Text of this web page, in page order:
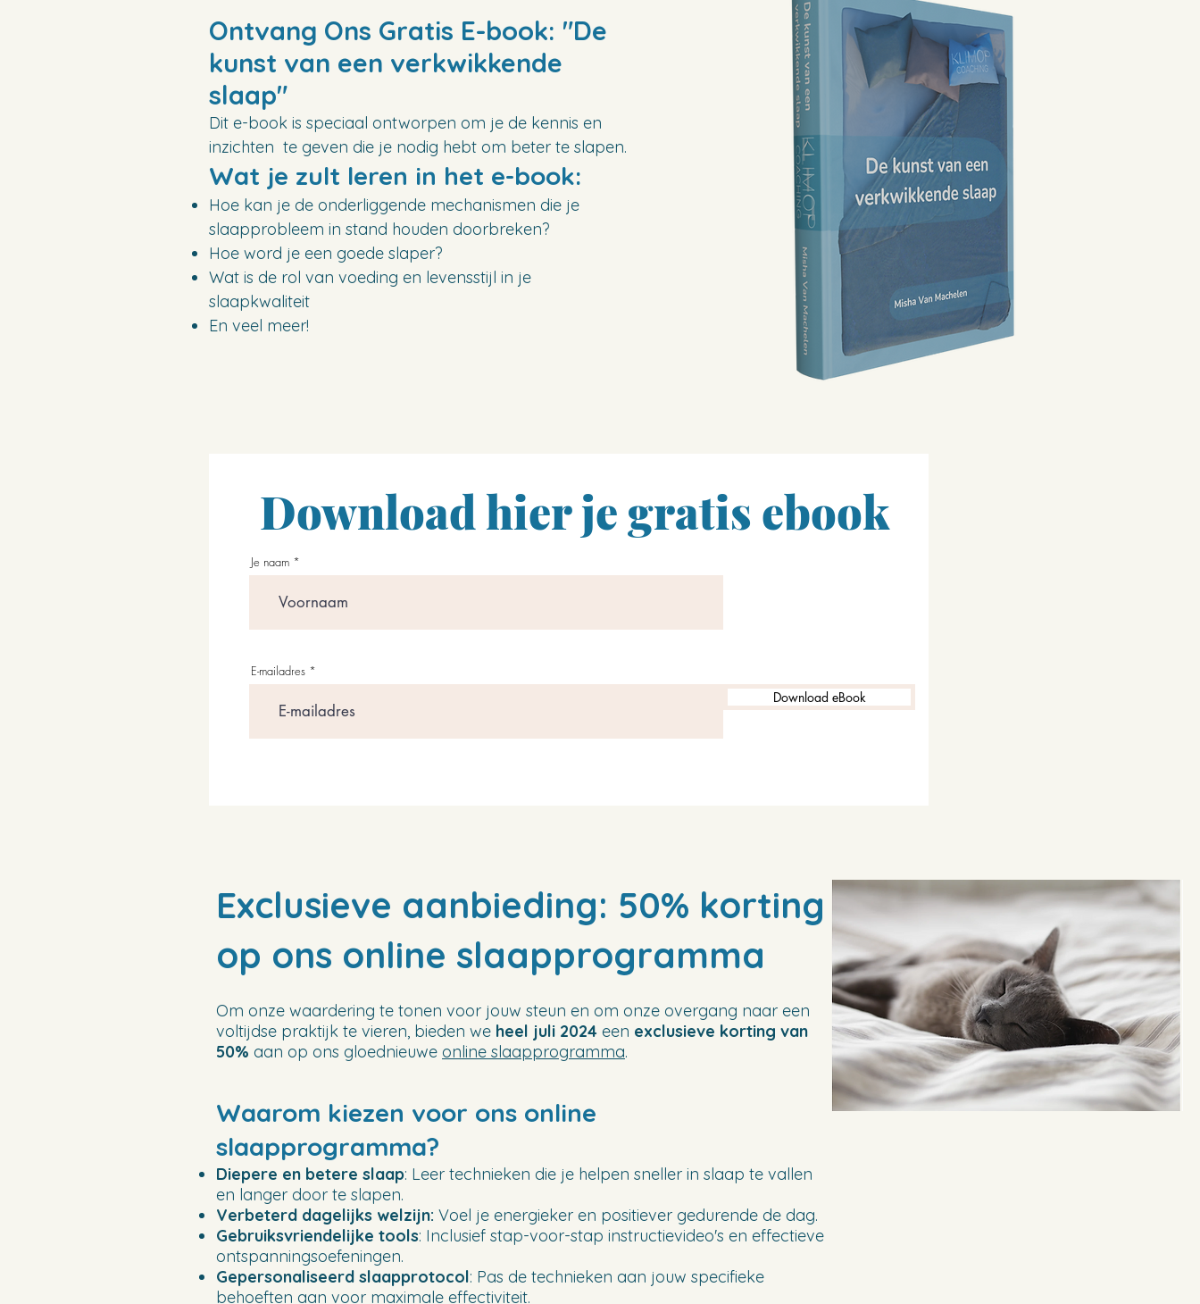
Ontvang Ons Gratis E-book: "De
kunst van een verkwikkende
slaap"
Dit e-book is speciaal ontworpen om je de kennis en
inzichten te geven die je nodig hebt om beter te slapen.
Wat je zult leren in het e-book:​
Hoe kan je de onderliggende mechanismen die je
slaapprobleem in stand houden doorbreken?
Hoe word je een goede slaper?
Wat is de rol van voeding en levensstijl in je
slaapkwaliteit
En veel meer!
Download hier je gratis ebook
Je naam
E-mailadres
Download eBook
Exclusieve aanbieding: 50% korting
op ons online slaapprogramma
Om onze waardering te tonen voor jouw steun en om onze overgang naar een
voltijdse praktijk te vieren, bieden we heel juli 2024 een exclusieve korting van
50% aan op ons gloednieuwe online slaapprogramma.
Waarom kiezen voor ons online
slaapprogramma?
Diepere en betere slaap: Leer technieken die je helpen sneller in slaap te vallen
en langer door te slapen.
Verbeterd dagelijks welzijn: Voel je energieker en positiever gedurende de dag.
Gebruiksvriendelijke tools: Inclusief stap-voor-stap instructievideo's en effectieve
ontspanningsoefeningen.
Gepersonaliseerd slaapprotocol: Pas de technieken aan jouw specifieke
behoeften aan voor maximale effectiviteit.